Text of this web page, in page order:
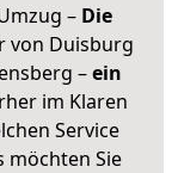
– Die
von Duisburg
–ein
im Klaren
Service
möchten Sie